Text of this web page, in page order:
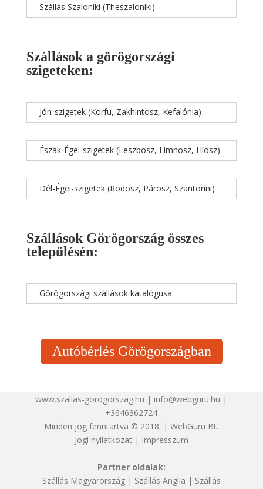
Szállás Szaloniki (Theszaloníki)
Szállások a görögországi
szigeteken:
Jón-szigetek (Korfu, Zakhintosz, Kefalónia)
Észak-Égei-szigetek (Leszbosz, Limnosz, Híosz)
Dél-Égei-szigetek (Rodosz, Párosz, Szantoríni)
Szállások Görögország összes
településén:
Görögországi szállások katalógusa
Autóbérlés Görögországban
www.szallas-gorogorszag.hu | info@webguru.hu |
+3646362724
Minden jog fenntartva © 2018. | WebGuru Bt.
Jogi nyilatkozat| Impresszum
Partner oldalak:
Szállás Magyarország| Szállás Anglia | Szállás